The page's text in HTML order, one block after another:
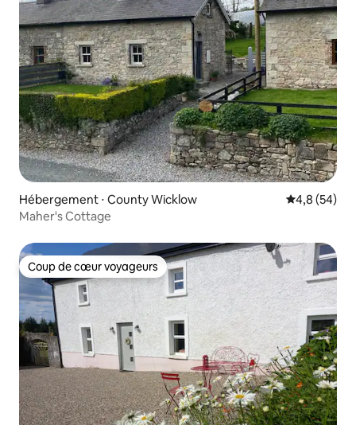
Hébergement ⋅ County Wicklow Évaluation
4,8 (54)
Maher's Cottage
Coup de cœur voyageurs
Coup de cœur voyageurs